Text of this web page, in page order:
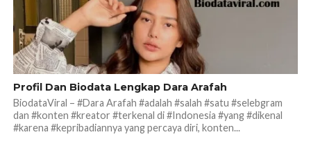
Profil Dan Biodata Lengkap Dara Arafah
BiodataViral – #Dara Arafah #adalah #salah #satu #selebgram
dan #konten #kreator #terkenal di #Indonesia #yang #dikenal
#karena #kepribadiannya yang percaya diri, konten...